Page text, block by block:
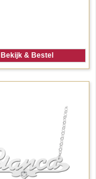
Bekijk & Bestel